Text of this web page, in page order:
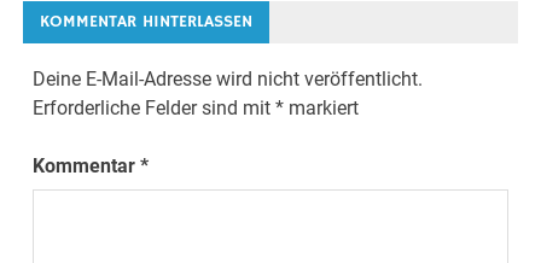
KOMMENTAR HINTERLASSEN
Deine E-Mail-Adresse wird nicht veröffentlicht.
Erforderliche Felder sind mit* markiert
Kommentar*